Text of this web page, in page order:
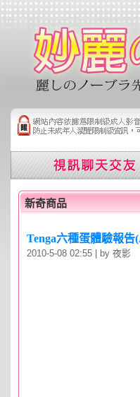
新奇商品
Tenga六種蛋體驗報告
2010-5-08 02:55 | by 夜影